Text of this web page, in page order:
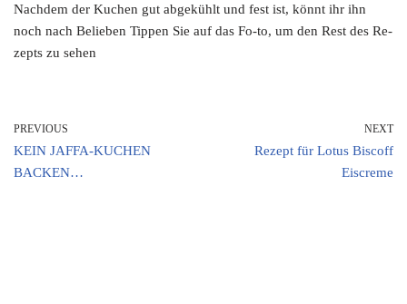
Nachdem der Kuchen gut abgekühlt und fest ist, könnt ihr ihn
noch nach Belieben Tippen Sie auf das Fo-to, um den Rest des Re-
zepts zu sehen
PREVIOUS
KEIN JAFFA-KUCHEN
BACKEN…
NEXT
Rezept für Lotus Biscoff
Eiscreme